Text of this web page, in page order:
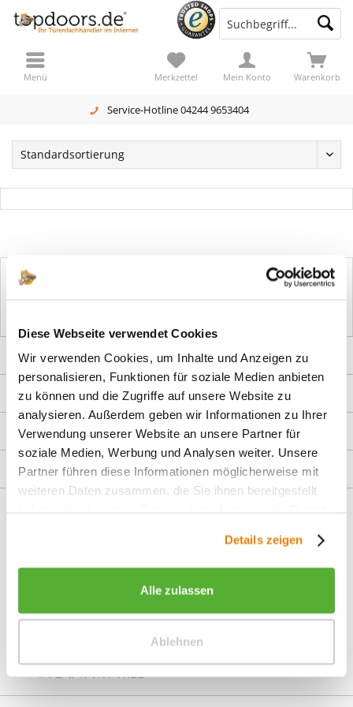
Diese Webseite verwendet Cookies
Wir verwenden Cookies, um Inhalte und Anzeigen zu
personalisieren, Funktionen für soziale Medien anbieten
zu können und die Zugriffe auf unsere Website zu
analysieren. Außerdem geben wir Informationen zu Ihrer
Verwendung unserer Website an unsere Partner für
soziale Medien, Werbung und Analysen weiter. Unsere
Partner führen diese Informationen möglicherweise mit
weiteren Daten zusammen, die Sie ihnen bereitgestellt
Details zeigen
Alle zulassen
Ablehnen
Service-Hotline 04244 9653404
Warenkorb
Merkzettel Mein Konto
Menü
Produkte von Apto Konfigurator
Über uns
Shop Service
Informationen
Service Hotline